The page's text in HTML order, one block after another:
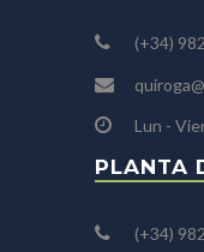
(+34)
Lun -
PLANTA
(+34)